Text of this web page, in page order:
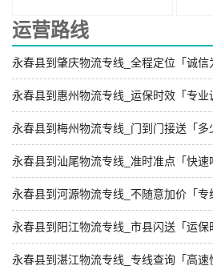
运营路线
永春县到肇庆物流专线_全程定位「诚信
永春县到惠州物流专线_运保时效「专业
永春县到梅州物流专线_门到门接送「多
永春县到汕尾物流专线_准时准点「快速
永春县到河源物流专线_不随意加价「专
永春县到阳江物流专线_市县闪送「运保
永春县到湛江物流专线_专线查询「高速